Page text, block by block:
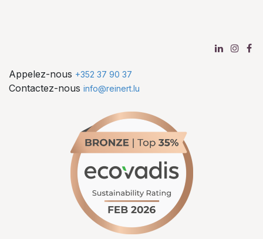
Appelez-nous +352 37 90 37
Contactez-nous info@reinert.lu